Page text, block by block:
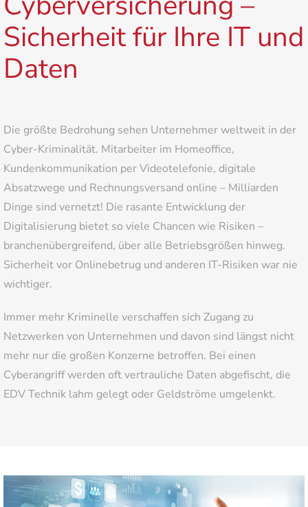
Sicherheit für Ihre IT und
Daten
Die größte Bedrohung sehen Unternehmer weltweit in der
Cyber-Kriminalität. Mitarbeiter im Homeoffice,
Kundenkommunikation per Videotelefonie, digitale
Absatzwege und Rechnungsversand online – Milliarden
Dinge sind vernetzt! Die rasante Entwicklung der
Digitalisierung bietet so viele Chancen wie Risiken –
branchenübergreifend, über alle Betriebsgrößen hinweg.
Sicherheit vor Onlinebetrug und anderen IT-Risiken war nie
wichtiger.
Immer mehr Kriminelle verschaffen sich Zugang zu
Netzwerken von Unternehmen und davon sind längst nicht
mehr nur die großen Konzerne betroffen. Bei einen
Cyberangriff werden oft vertrauliche Daten abgefischt, die
EDV Technik lahm gelegt oder Geldströme umgelenkt.